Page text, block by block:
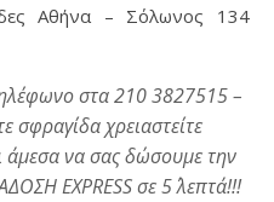
Αθήνα – Σόλωνος 134
στα 210 3827515 –
σφραγίδα χρειαστείτε
να σας δώσουμε την
EXPRESS σε 5΄ λεπτά!!!